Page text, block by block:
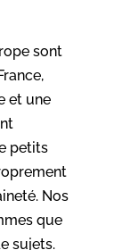
sont
et une
petits
Nos
que
sujets.